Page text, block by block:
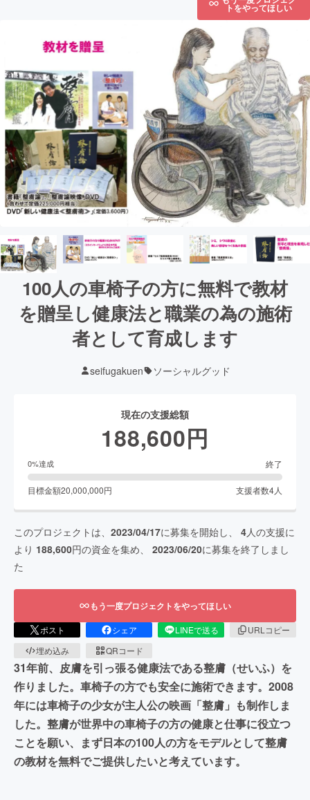
トをやってほしい
100人の車椅子の方に無料で教材
を贈呈し健康法と職業の為の施術
者として育成します
seifugakuen ソーシャルグッド
現在の支援総額
188,600円
0%達成 終了
目標金額20,000,000円 支援者数4人
このプロジェクトは、 2023/04/17に募集を開始し、 4人の支援に
より 188,600円の資金を集め、 2023/06/20に募集を終了しまし
た
もう一度プロジェクトをやってほしい
ポスト シェア LINEで送る
URLコピー
埋め込み
QRコード
31年前、皮膚を引っ張る健康法である整膚（せいふ）を
作りました。車椅子の方でも安全に施術できます。2008
年には車椅子の少女が主人公の映画「整膚」も制作しま
した。整膚が世界中の車椅子の方の健康と仕事に役立つ
ことを願い、まず日本の100人の方をモデルとして整膚
の教材を無料でご提供したいと考えています。